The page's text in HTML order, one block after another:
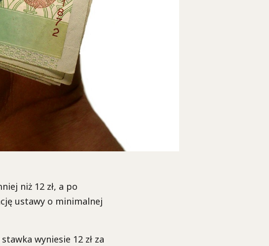
niż 12 zł, a po
ustawy o minimalnej
wyniesie 12 zł za